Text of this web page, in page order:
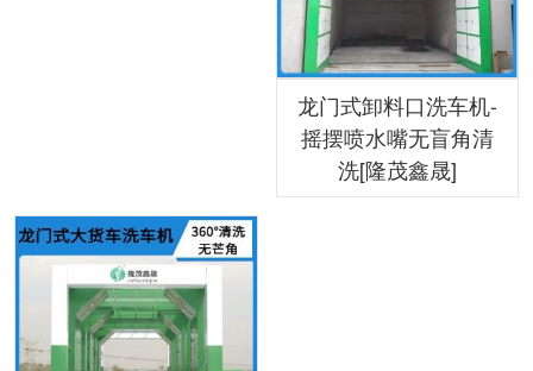
龙门式卸料口洗车机-
摇摆喷水嘴无盲角清
洗[隆茂鑫晟]